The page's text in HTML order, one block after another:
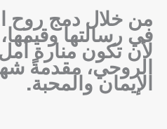
من خلال دمج روح
في رسالتها
لأن تكون منارة
الروحي، مقدمةً
الإيمان والمحبة.